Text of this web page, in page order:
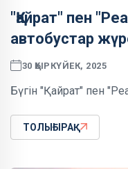
"Қайрат" пен
автобустар
30 ҚЫРКҮЙЕК, 2025
Бүгін "Қайрат" пен
ТОЛЫҒЫРАҚ